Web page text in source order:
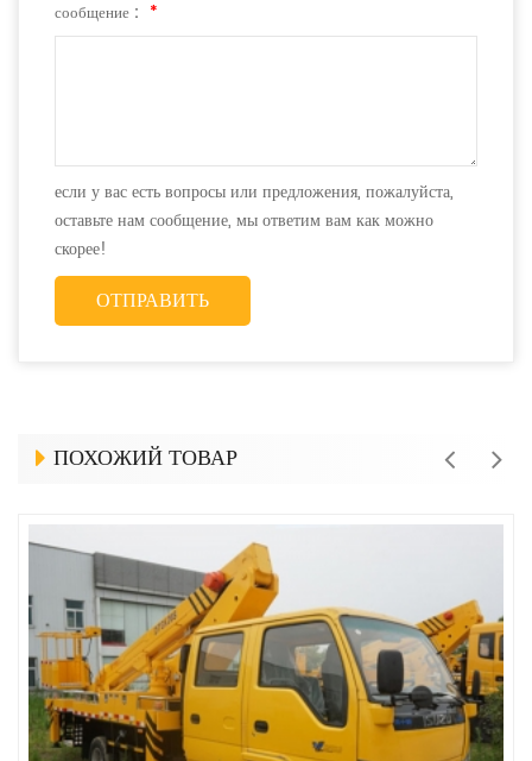
сообщение : *
если у вас есть вопросы или предложения, пожалуйста,
оставьте нам сообщение, мы ответим вам как можно
скорее!
ПОХОЖИЙ ТОВАР